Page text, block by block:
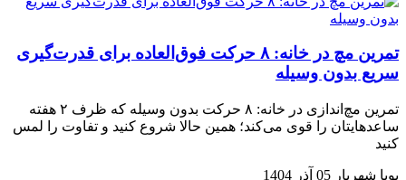
تمرین مچ در خانه: ۸ حرکت فوق‌العاده برای قدرت‌گیری
سریع بدون وسیله
تمرین مچ‌اندازی در خانه: ۸ حرکت بدون وسیله که ظرف ۲ هفته
ساعدهایتان را قوی می‌کند؛ همین حالا شروع کنید و تفاوت را لمس
کنید
پویا شهریار 05 آذر 1404